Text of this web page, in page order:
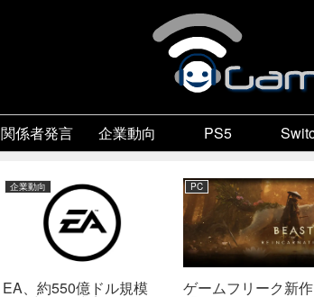
関係者発言 企業動向 PS5
企業動向
EA、約550億ドル規模
PC
ゲームフリーク新作